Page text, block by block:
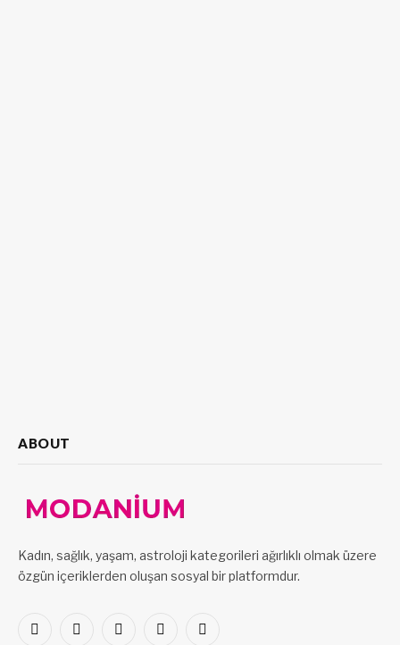
ABOUT
Kadın, sağlık, yaşam, astroloji kategorileri ağırlıklı olmak üzere
özgün içeriklerden oluşan sosyal bir platformdur.
Facebook
X PinterestLinkedInVKontakte